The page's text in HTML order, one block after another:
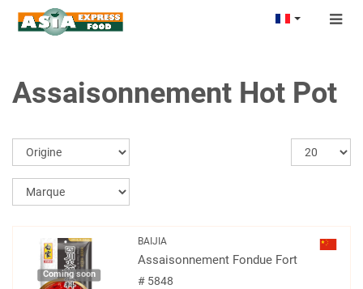
Assaisonnement Hot Pot
Coming soon
BAIJIA
Assaisonnement Fondue Fort
#5848